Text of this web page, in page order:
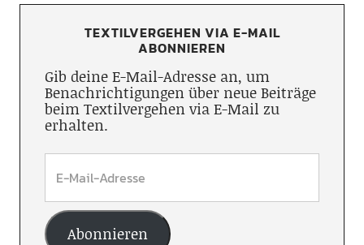
TEXTILVERGEHEN VIA E-MAIL
ABONNIEREN
Gib deine E-Mail-Adresse an, um
Benachrichtigungen über neue Beiträge
beim Textilvergehen via E-Mail zu
erhalten.
Abonnieren